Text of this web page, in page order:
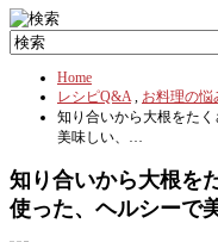
Home
レシピQ&A, お料理の
知り合いから大根をた
美味しい、…
知り合いから大根を
使った、ヘルシーで